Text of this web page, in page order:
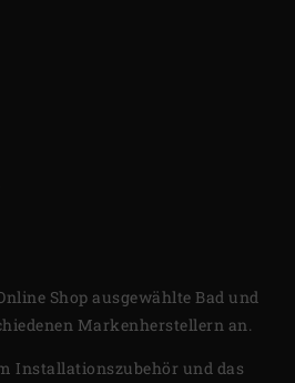
Shop ausgewählte Bad und
Markenherstellern an.
Installationszubehör und das